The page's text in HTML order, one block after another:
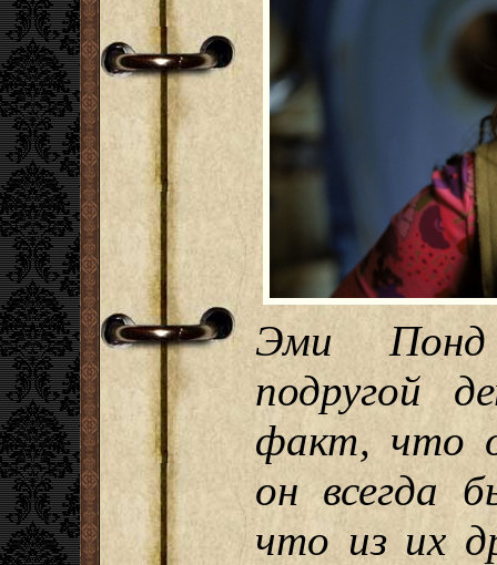
Эми Понд
подругой
факт, что
он всегда
что из их